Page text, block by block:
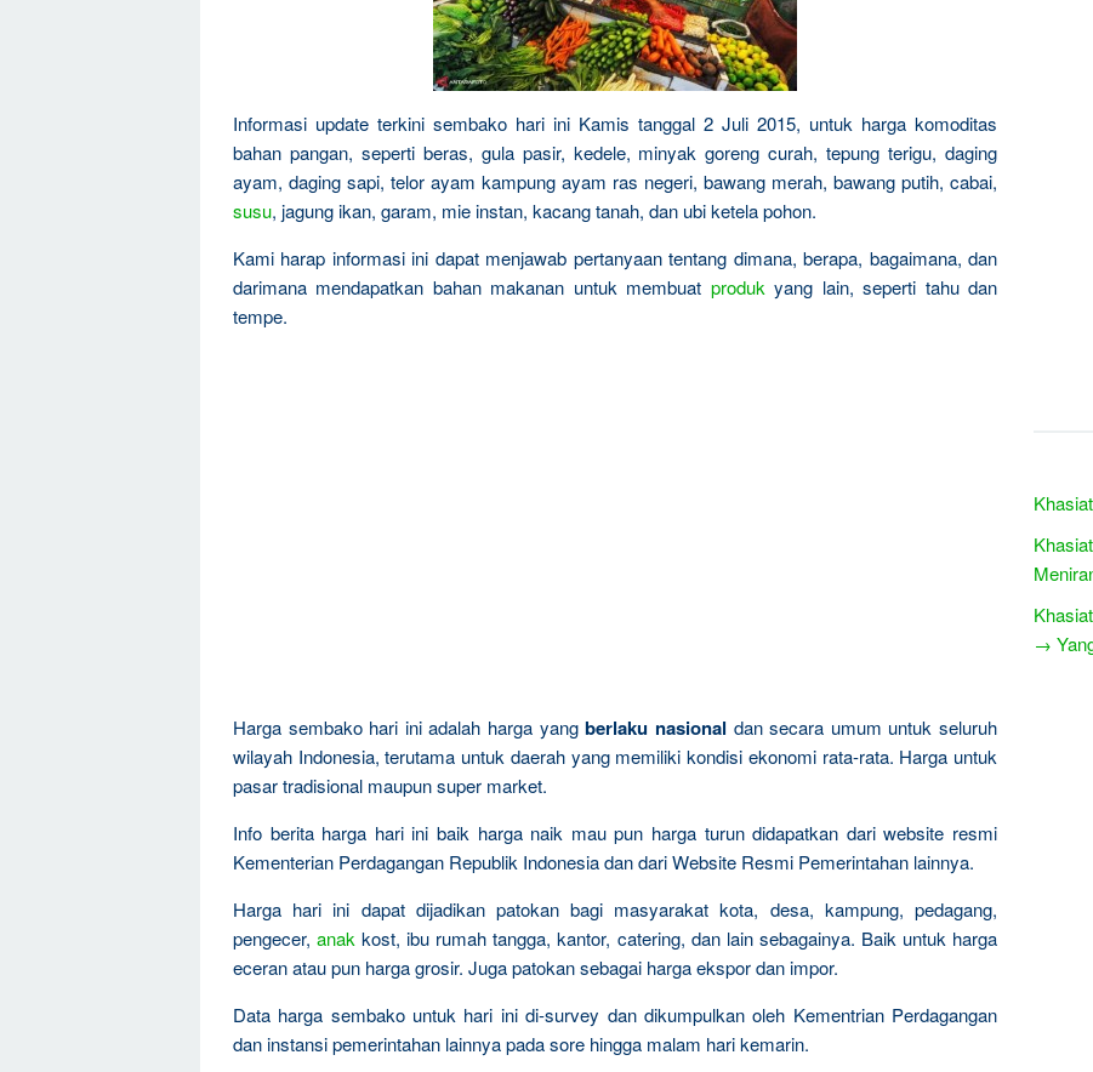
Informasi update terkini sembako hari ini Kamis tanggal 2 Juli 2015, untuk harga komoditas
bahan pangan, seperti beras, gula pasir, kedele, minyak goreng curah, tepung terigu, daging
ayam, daging sapi, telor ayam kampung ayam ras negeri, bawang merah, bawang putih, cabai,
susu, jagung ikan, garam, mie instan, kacang tanah, dan ubi ketela pohon.
Kami harap informasi ini dapat menjawab pertanyaan tentang dimana, berapa, bagaimana, dan
darimana mendapatkan bahan makanan untuk membuat produk yang lain, seperti tahu dan
tempe.
Harga sembako hari ini adalah harga yangberlaku nasional dan secara umum untuk seluruh
wilayah Indonesia, terutama untuk daerah yang memiliki kondisi ekonomi rata-rata. Harga untuk
pasar tradisional maupun super market.
Info berita harga hari ini baik harga naik mau pun harga turun didapatkan dari website resmi
Kementerian Perdagangan Republik Indonesia dan dari Website Resmi Pemerintahan lainnya.
Harga hari ini dapat dijadikan patokan bagi masyarakat kota, desa, kampung, pedagang,
pengecer,anak kost, ibu rumah tangga, kantor, catering, dan lain sebagainya. Baik untuk harga
eceran atau pun harga grosir. Juga patokan sebagai harga ekspor dan impor.
Data harga sembako untuk hari ini di-survey dan dikumpulkan oleh Kementrian Perdagangan
dan instansi pemerintahan lainnya pada sore hingga malam hari kemarin.
→